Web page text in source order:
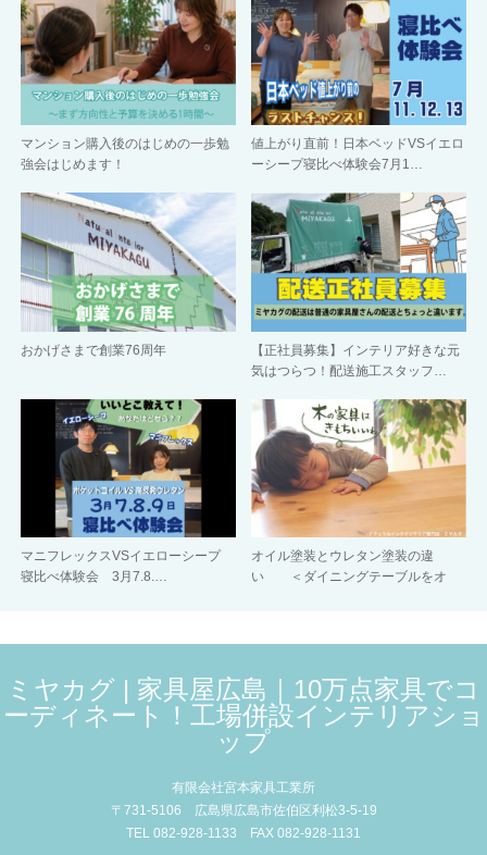
マンション購入後のはじめの一歩勉
強会はじめます！
値上がり直前！日本ベッドVSイエロ
ーシープ寝比べ体験会7月1…
おかげさまで創業76周年
【正社員募集】インテリア好きな元
気はつらつ！配送施工スタッフ…
マニフレックスVSイエローシープ
寝比べ体験会 3月7.8.…
オイル塗装とウレタン塗装の違
い ＜ダイニングテーブルをオ
ミヤカグ | 家具屋広島｜10万点家具でコ
ーディネート！工場併設インテリアショ
ップ
有限会社宮本家具工業所
〒731-5106 広島県広島市佐伯区利松3-5-19
TEL 082-928-1133 FAX 082-928-1131